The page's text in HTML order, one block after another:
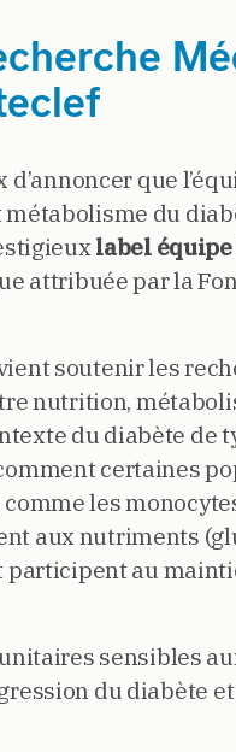
que
du
label équipe
attribuée par la
soutenir les
nutrition,
du diabète de
certaines
les
aux nutriments
participent au
sensibles
du diabète